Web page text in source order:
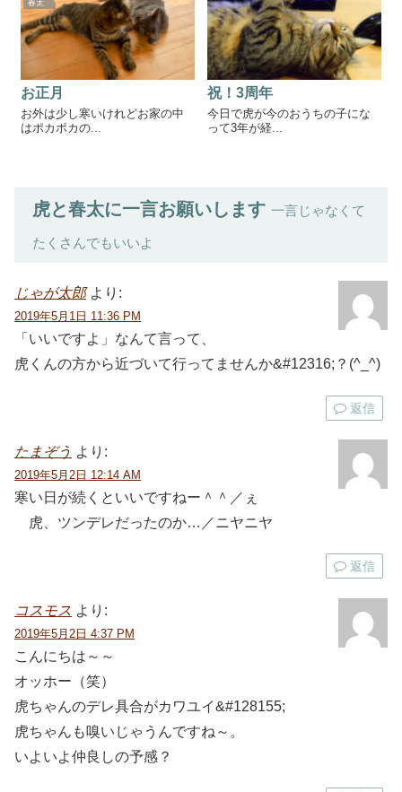
春太
お正月
お外は少し寒いけれどお家の中
はポカポカの...
祝！3周年
今日で虎が今のおうちの子にな
って3年が経...
虎と春太に一言お願いします 一言じゃなくて
たくさんでもいいよ
じゃが太郎 より:
2019年5月1日 11:36 PM
「いいですよ」なんて言って、
虎くんの方から近づいて行ってませんか&#12316;？(^_^)
返信
たまぞう より:
2019年5月2日 12:14 AM
寒い日が続くといいですねー＾＾／ぇ
虎、ツンデレだったのか…／ニヤニヤ
返信
コスモス より:
2019年5月2日 4:37 PM
こんにちは～～
オッホー（笑）
虎ちゃんのデレ具合がカワユイ&#128155;
虎ちゃんも嗅いじゃうんですね～。
いよいよ仲良しの予感？